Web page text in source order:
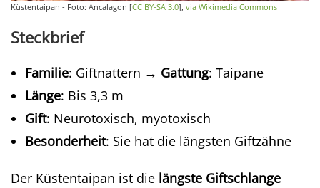
Küstentaipan - Foto: Ancalagon [CC BY-SA 3.0], via Wikimedia Commons
Steckbrief
Familie: Giftnattern → Gattung: Taipane
Länge: Bis 3,3 m
Gift: Neurotoxisch, myotoxisch
Besonderheit: Sie hat die längsten Giftzähne
Der Küstentaipan ist die längste Giftschlange